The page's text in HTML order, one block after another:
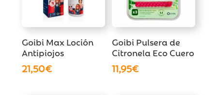
Goibi Max Loción
Antipiojos
21,50€
Goibi Pulsera de
Citronela Eco Cuero
11,95€